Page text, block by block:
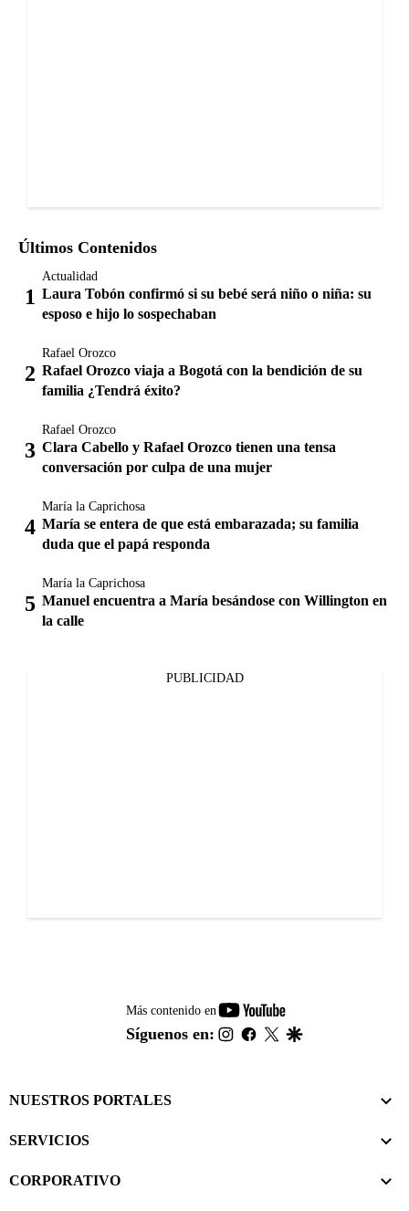
Últimos Contenidos
Actualidad
Laura Tobón confirmó si su bebé será niño o niña: su
esposo e hijo lo sospechaban
Rafael Orozco
Rafael Orozco viaja a Bogotá con la bendición de su
familia ¿Tendrá éxito?
Rafael Orozco
Clara Cabello y Rafael Orozco tienen una tensa
conversación por culpa de una mujer
María la Caprichosa
María se entera de que está embarazada; su familia
duda que el papá responda
María la Caprichosa
Manuel encuentra a María besándose con Willington en
la calle
PUBLICIDAD
Más contenido en
youtube-
footer
Síguenos en: instagram
facebook
twitter
NUESTROS PORTALES
SERVICIOS
CORPORATIVO